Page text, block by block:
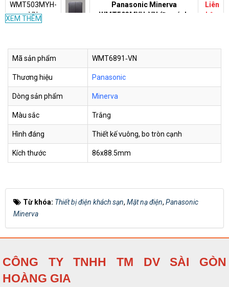
WMT503MYH-
VN
Panasonic Minerva
WMT503MYH-VN (Đen ánh
Liên
hệ
WMT503-VN
Panasonic Minerva
Liên
WMT594MYZ-
VN
10A Panasonic Minerva
WMT594MYZ-VN (Vàng ánh
hệ
WMT594MYH-
VN
Bộ công tắc đơn đảo chiều
10A Panasonic Minerva
WMT594MYH-VN (Đen ánh
kim)
Liên
WMT594-VN (Trắng)
Liên
WMT502MYH-
XEM THÊM
Mã sản phẩm WMT6891‑VN
Thương hiệu Panasonic
Dòng sản phẩm Minerva
Màu sắc Trắng
Hình đáng Thiết kế vuông, bo tròn cạnh
Kích thước 86x88.5mm
Từ khóa: Thiết bị điện khách sạn, Mặt nạ điện, Panasonic
Minerva
CÔNG TY TNHH TM DV SÀI GÒN
HOÀNG GIA